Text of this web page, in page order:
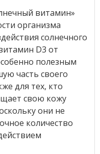
витамин»
организма
солнечного
D3 от
полезным
часть своего
для тех, кто
свою кожу
они не
количество